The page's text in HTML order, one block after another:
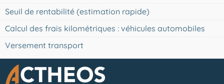
Seuil de rentabilité (estimation rapide)
Calcul des frais kilométriques : véhicules automobiles
Versement transport